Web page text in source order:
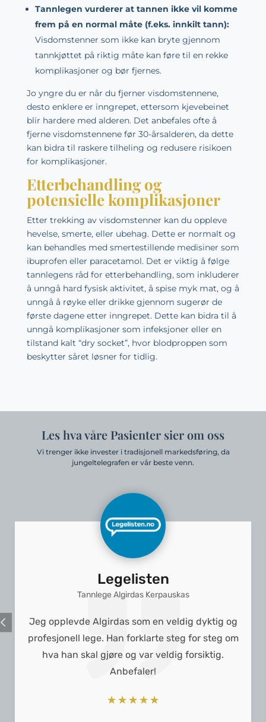
Tannlegen vurderer at tannen ikke vil komme
frem på en normal måte (f.eks. innkilt tann):
Visdomstenner som ikke kan bryte gjennom
tannkjøttet på riktig måte kan føre til en rekke
komplikasjoner og bør fjernes.
Jo yngre du er når du fjerner visdomstennene,
desto enklere er inngrepet, ettersom kjevebeinet
blir hardere med alderen. Det anbefales ofte å
fjerne visdomstennene før 30-årsalderen, da dette
kan bidra til raskere tilheling og redusere risikoen
for komplikasjoner.
Etterbehandling og
potensielle komplikasjoner
Etter trekking av visdomstenner kan du oppleve
hevelse, smerte, eller ubehag. Dette er normalt og
kan behandles med smertestillende medisiner som
ibuprofen eller paracetamol. Det er viktig å følge
tannlegens råd for etterbehandling, som inkluderer
å unngå hard fysisk aktivitet, å spise myk mat, og å
unngå å røyke eller drikke gjennom sugerør de
første dagene etter inngrepet. Dette kan bidra til å
unngå komplikasjoner som infeksjoner eller en
tilstand kalt “dry socket”, hvor blodproppen som
beskytter såret løsner for tidlig.
Les hva våre Pasienter sier om oss
Vi trenger ikke invester i tradisjonell markedsføring, da
jungeltelegrafen er vår beste venn.
Jeg opplevde Algirdas som en veldig dyktig og
profesjonell lege. Han forklarte steg for steg om
hva han skal gjøre og var veldig forsiktig.
Anbefaler!
Legelisten
Tannlege Algirdas Kerpauskas
☆ ☆ ☆ ☆ ☆